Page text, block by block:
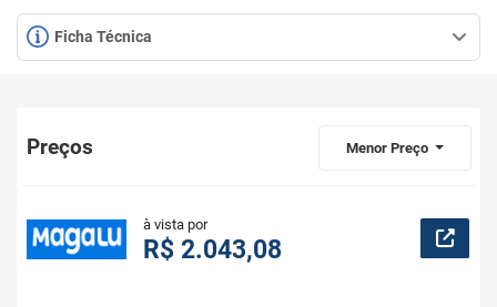
Ficha Técnica
Preços Menor Preço
à vista por
R$ 2.043,08